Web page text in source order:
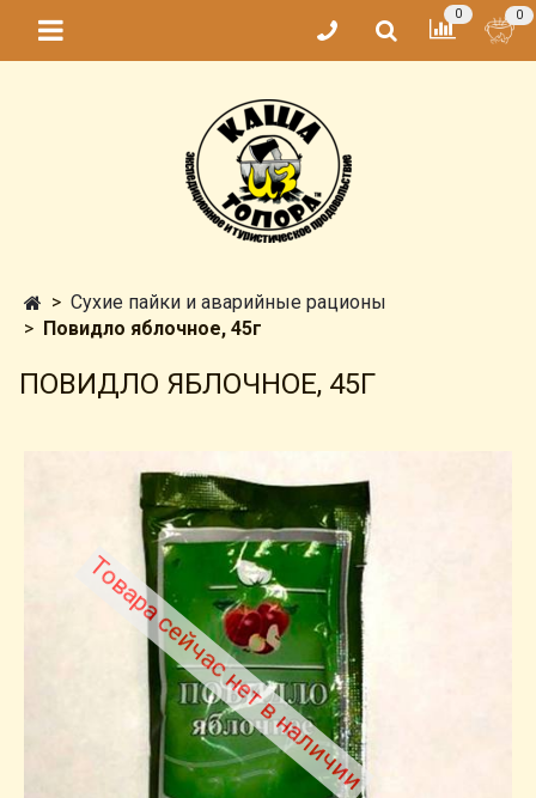
0 0
Сухие пайки и аварийные рационы
Повидло яблочное, 45г
ПОВИДЛО ЯБЛОЧНОЕ, 45Г
Товара сейчас нет в наличии